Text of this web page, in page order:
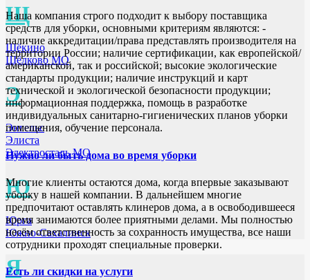
Щ
Щёкино
Щёлково МО
Э
Энгельс
Элиста
Электросталь МО
Ю
Юрга
Южно-Сахалинск
Я
Наша компания строго подходит к выбору поставщика
средств для уборки, основными критериям являются: -
наличие аккредитации/права представлять производителя на
территории России; наличие сертификации, как европейской/
американской, так и российской; высокие экологические
стандарты продукции; наличие инструкций и карт
технической и экологической безопасности продукции;
информационная поддержка, помощь в разработке
индивидуальных санитарно-гигиенических планов уборки
помещения, обучение персонала.
Нужно ли быть дома во время уборки
Многие клиенты остаются дома, когда впервые заказывают
уборку в нашей компании. В дальнейшем многие
предпочитают оставлять клинеров дома, а в освободившееся
время занимаются более приятными делами. Мы полностью
несём ответственность за сохранность имущества, все наши
сотрудники проходят специальные проверки.
Есть ли скидки на услуги